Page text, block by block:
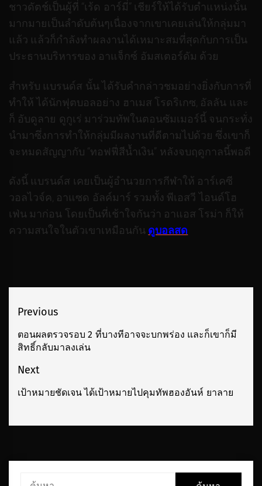
ชาวดัตช์เป็นผู้ที่ “เร้ด อาร์มี่” เชียร์ให้ได้รับตำแหน่งนั้น
มากมายเป็นลำดับต้นๆเนื่องจากเขาเคยเล่นให้กลุ่มมา
แล้ว แล้วก็กำลังทำผลงานได้เหมาะสมที่สุดกับการเป็น
ประธานบริหารของ อาแจ็กซ์ อัมสเตอร์ดัม ด้วย
สำหรับ แบรนด์ส นั้น ได้รับคำกล่าวชมอย่างยิ่งกับการที่
ทำให้ ได้นักฟุตบอลอย่าง ฮาเมส โรดริเกซ, อัลลัน และ
ก็ อับดูลาย ดูกูเร่ มาร่วมทัพในตอนซัมเมอร์นี้ จนกระทั่ง
นำมาซึ่งการทำให้กลุ่มมีผลงานที่ดีตามไปด้วย ซึ่งเขาก็
จะหมดสัญญากับ “ทอฟฟี่สีน้ำเงิน” หลังจบฤดูกาลนี้พอดี
ดังนี้ แบรนด์ส เคยเป็นผู้อำนวยการกีฬาให้ อาร์เคซี
วอลไวจ์ค, อาแซด อัลค์มาร์ รวมทั้ง พีเอสวี ไอนด์โฮ
เฟ่น มาก่อน โดยเป็นที่เช้าใจกันว่า อาแอส โรม่า ก็ให้
ความสนใจในตัวเขาเหมือนกัน ดูบอลสด
เมนู
นำทาง
เรื่อง
Previous
Previous
post:
ตอนผลตรวจรอบ 2 ที่บางทีอาจจะบกพร่อง และก็เขาก็มี
สิทธิ์กลับมาลงเล่น
Next
Next
เป้าหมายชัดเจน ได้เป้าหมายไปคุมทัพฮองอันห์ ยาลาย
ค้นหา